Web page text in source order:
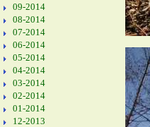
09-2014
08-2014
07-2014
06-2014
05-2014
04-2014
03-2014
02-2014
01-2014
12-2013